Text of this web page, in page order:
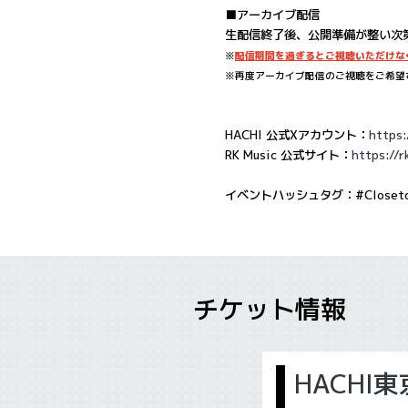
■アーカイブ配信
生配信終了後、公開準備が整い
※配信期間を過ぎるとご視聴いただけ
※再度アーカイブ配信のご視聴をご希
HACHI 公式Xアカウント：
RK Music 公式サイト： https://
イベントハッシュタグ：
チケット情報
HACHI